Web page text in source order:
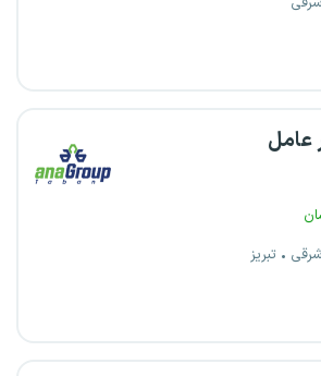
عامل
تبریز